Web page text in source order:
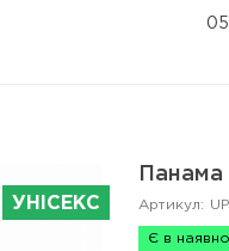
УНІСЕКС Артикул:
Є в